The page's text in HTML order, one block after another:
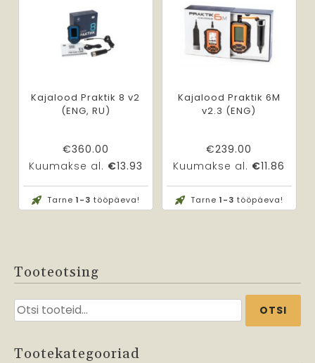
Kajalood Praktik 8 v2
(ENG, RU)
€360.00
Kuumakse al. €13.93
Tarne 1-3 tööpäeva!
Kajalood Praktik 6M
v2.3 (ENG)
€239.00
Kuumakse al. €11.86
Tarne 1-3 tööpäeva!
Tooteotsing
Otsi: OTSI
Tootekategooriad